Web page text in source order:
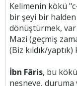
Kelimenin kökü
bir şeyi bir
dönüştürmek,
Mazi (geçmiş
(Biz kıldık/yaptık)
İbn Fâris, bu
nesneye,